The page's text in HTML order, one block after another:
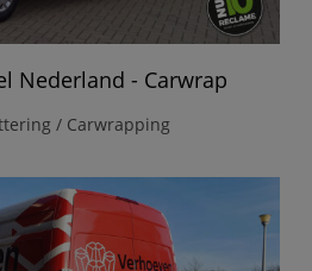
Nederland - Carwrap
/ Carwrapping